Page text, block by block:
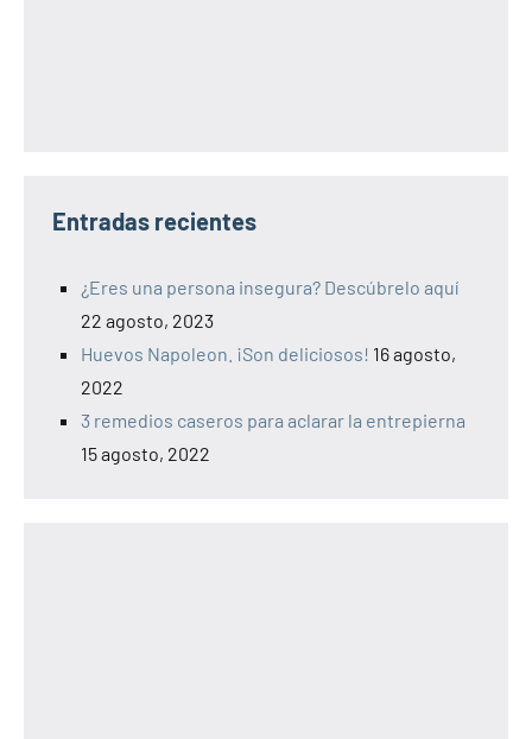
Entradas recientes
¿Eres una persona insegura? Descúbrelo aquí
22 agosto, 2023
Huevos Napoleon. ¡Son deliciosos! 16 agosto,
2022
3 remedios caseros para aclarar la entrepierna
15 agosto, 2022